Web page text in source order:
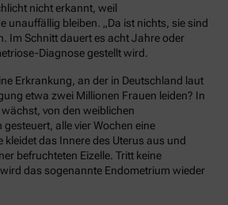
nicht erkannt, weil
unauffällig bleiben. „Da ist nichts, sie sind
Im Schnitt dauert es acht Jahre oder
Diagnose gestellt wird.
Erkrankung, an der in Deutschland laut
etwa zwei Millionen Frauen leiden? In
von den weiblichen
alle vier Wochen eine
kleidet das Innere des Uterus aus und
befruchteten Eizelle. Tritt keine
das sogenannte Endometrium wieder